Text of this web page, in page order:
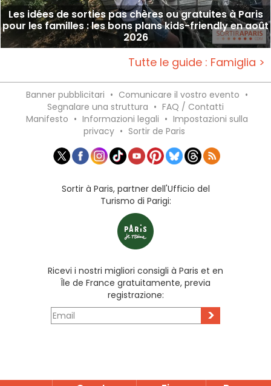
Les idées de sorties pas chères ou gratuites à Paris
pour les familles : les bons plans kids-friendly en août
2026
Tutte le guide : Famiglia >
Banner pubblicitari • Comunicare il vostro evento •
Segnalare una struttura • FAQ / Contatti
Manifesto • Informazioni legali • Impostazioni sulla
privacy • Sortir de Paris
Sortir à Paris, partner dell'Ufficio del
Turismo di Parigi:
Ricevi i nostri migliori consigli à Paris et en
Île de France gratuitamente, previa
registrazione:
>